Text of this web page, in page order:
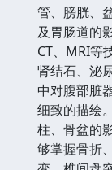
管、膀胱、
及胃肠道的
CT、MRI等
肾结石、泌
中对腹部脏
细致的描绘
柱、骨盆的
够掌握骨折